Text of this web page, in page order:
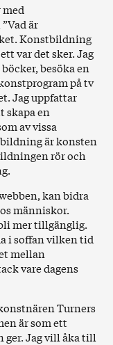
är
Konstbildning
var det sker. Jag
besöka en
på tv
Jag uppfattar
skapa en
av vissa
är konsten
rör och
kan bidra
människor.
mer tillgänglig.
i soffan vilken tid
mellan
vare dagens
Turners
är som ett
ger. Jag vill åka till